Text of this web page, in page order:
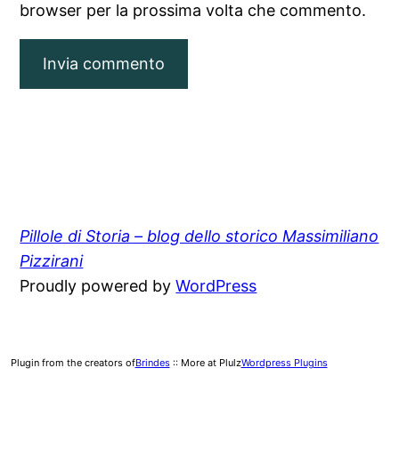
browser per la prossima volta che commento.
Pillole di Storia – blog dello storico Massimiliano
Pizzirani
Proudly powered byWordPress
Plugin from the creators ofBrindes:: More at PlulzWordpress Plugins